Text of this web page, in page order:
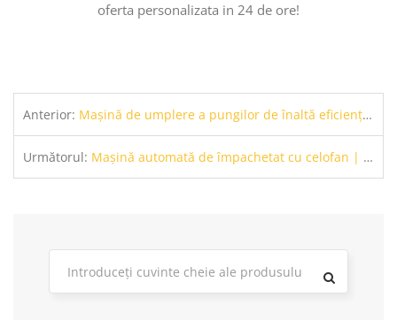
oferta personalizata in 24 de ore!
Anterior: Mașină de umplere a pungilor de înaltă eficiență | Dozare automată & Etanșare pentru lichid & Paste Produse
Următorul: Mașină automată de împachetat cu celofan | Echipament de ambalare a cutiei de film transparent 3D